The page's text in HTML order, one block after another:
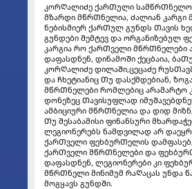
კორᲦალიᲫე ქარᲗული სამწრᲗნელო
მზარდი მწრᲗნელია, Ძალიან
ნებისმიერ ქარᲗულ გუნდს Თავის
გუნდები Შემტევ და ორგანიზებულ
კარგია რო ქარᲗველი
დაფასდნენ, დინამოᲨი ქეცბაია,
კორᲦალიᲫე დილაᲨი,ცეცაᲫე
და Ჩხეტიანიც Თუ დასქმდებიან,
მწრᲗნელები რომლებიც არამარტო
დონეზეც Თავისუფლად
ამბიციური მწრᲗნელია და დიდ
Თუ Შესაბამისი ფინანსური
ლეგიონერებს ნამდვილად არ
ქარᲗველი ფეხბურᲗელის
ქარᲗველი მწრᲗნელები და
დაფასდნენ, ლეგიონერები კი
მწრᲗნელი მინიმუმ რაᲦაცას უნდა
მოგყავს გუნდᲨი.